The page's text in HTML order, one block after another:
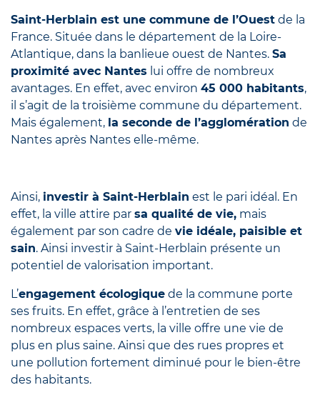
Saint-Herblain est une commune de l’Ouest de la
France. Située dans le département de la Loire-
Atlantique, dans la banlieue ouest de Nantes. Sa
proximité avec Nantes lui offre de nombreux
avantages. En effet, avec environ 45 000 habitants,
il s’agit de la troisième commune du département.
Mais également, la seconde de l’agglomération de
Nantes après Nantes elle-même.
Ainsi, investir à Saint-Herblain est le pari idéal. En
effet, la ville attire par sa qualité de vie, mais
également par son cadre de vie idéale, paisible et
sain. Ainsi investir à Saint-Herblain présente un
potentiel de valorisation important.
L’engagement écologique de la commune porte
ses fruits. En effet, grâce à l’entretien de ses
nombreux espaces verts, la ville offre une vie de
plus en plus saine. Ainsi que des rues propres et
une pollution fortement diminué pour le bien-être
des habitants.